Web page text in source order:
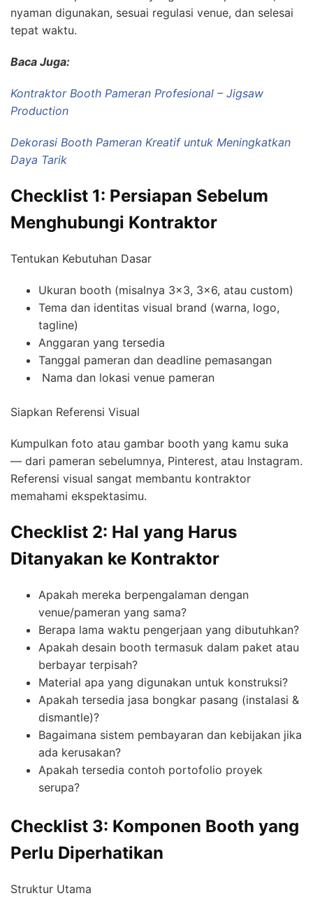
nyaman digunakan, sesuai regulasi venue, dan selesai
tepat waktu.
Baca Juga:
Kontraktor Booth Pameran Profesional – Jigsaw
Production
Dekorasi Booth Pameran Kreatif untuk Meningkatkan
Daya Tarik
Checklist 1: Persiapan Sebelum
Menghubungi Kontraktor
Tentukan Kebutuhan Dasar
Ukuran booth (misalnya 3×3, 3×6, atau custom)
Tema dan identitas visual brand (warna, logo,
tagline)
Anggaran yang tersedia
Tanggal pameran dan deadline pemasangan
Nama dan lokasi venue pameran
Siapkan Referensi Visual
Kumpulkan foto atau gambar booth yang kamu suka
— dari pameran sebelumnya, Pinterest, atau Instagram.
Referensi visual sangat membantu kontraktor
memahami ekspektasimu.
Checklist 2: Hal yang Harus
Ditanyakan ke Kontraktor
Apakah mereka berpengalaman dengan
venue/pameran yang sama?
Berapa lama waktu pengerjaan yang dibutuhkan?
Apakah desain booth termasuk dalam paket atau
berbayar terpisah?
Material apa yang digunakan untuk konstruksi?
Apakah tersedia jasa bongkar pasang (instalasi &
dismantle)?
Bagaimana sistem pembayaran dan kebijakan jika
ada kerusakan?
Apakah tersedia contoh portofolio proyek
serupa?
Checklist 3: Komponen Booth yang
Perlu Diperhatikan
Struktur Utama